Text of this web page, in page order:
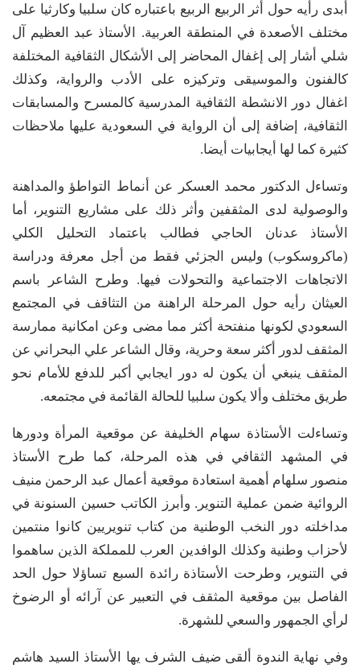
أبدى رأيه حول أثر الربيع الربيع باعتباره كان سلبيا وكارثيا على
مختلف الأصعدة في المنطقة العربية. الأستاذ عبد العظيم آل
شلي أشار إلى إغفال المحاضر إلى الأشكال الثقافية المختلفة
كالفنون والموسيقى وتركيزه على الأدب والرواية، وكذلك
اغفال دور الانشطة الثقافية المدرسية كالمسرح والمسابقات
الثقافية، إضافة إلى أن الرواية في السعودية عليها ملاحظات
كثيرة كما لها أيجابيات أيضا.
وتساءل الدكتور محمد العسكر عن أنماط التواطؤ والمداهنة
والوصولية لدى المثقفين وأثر ذلك على مشاريع التنوير، أما
الأستاذ عدنان الحاجي فطالب باعتماد التحليل الكلي
(ماكروسكوب) وليس الجزئي فقط من أجل معرفة ودراسة
الاتجاهات الاجتماعية والتحولات فيها. وطرح الشاعر باسم
العيثان رأيه حول المرحلة الراهنة من التثاقف في المجتمع
السعودي لكونها منفتحة أكثر مما مضى وعن امكانية ممارسة
المثقف لدور أكثر سعة وحرية، وقال الشاعر علي البحراني عن
المثقف ينبغي أن يكون له دور ايجابي أكبر للدفع للأمام نحو
طريق مختلف وألا يكون سلبيا للحالة القائمة في مجتمعه.
وتساءلت الأستاذة سهام الخليفة عن موقعية المرأة ودورها
في المشهد الثقافي في هذه المرحلة، كما طرح الأستاذ
منصور سلهام أهمية استعادة موقعية أعمال عبد الرحمن منيف
الروائية ضمن عملية التنوير. وأبرز الكاتب حسين السنونة في
مداخلته دور النخب الوطنية من كتاب تنويريين كانوا منتمين
لأحزاب وطنية وكذلك الوافدين العرب للمملكة الذين ساهموا
في التنوير، وطرحت الأستاذة رائدة السبع تساؤلا حول الحد
الفاصل بين موقعية المثقف في التعبير عن آرائه أو الرضوخ
لرأي الجمهور والسعي للشهرة.
وفي نهاية الندوة ألقى ضيف الشرف يها الأستاذ السيد هاشم